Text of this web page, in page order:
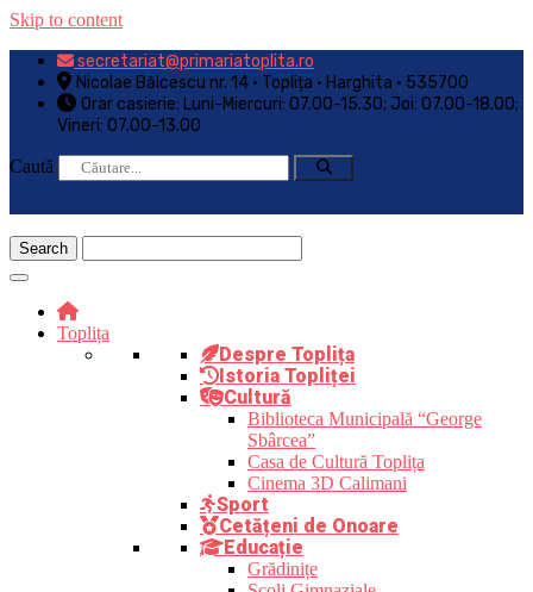
Skip to content
secretariat@primariatoplita.ro
Nicolae Bălcescu nr. 14 • Toplița • Harghita • 535700
Orar casierie: Luni-Miercuri: 07.00-15.30; Joi: 07.00-18.00;
Vineri: 07.00-13.00
Caută
Toplița
Despre Toplița
Istoria Topliței
Cultură
Biblioteca Municipală “George
Sbârcea”
Casa de Cultură Toplița
Cinema 3D Calimani
Sport
Cetățeni de Onoare
Educație
Grădinițe